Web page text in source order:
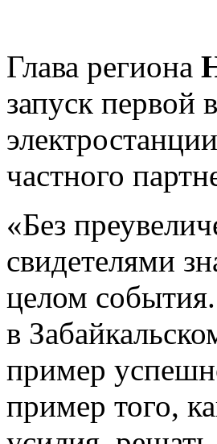
Глава региона
запуск первой
частного
«Без
свидетелями
целом
в
пример
пример того,